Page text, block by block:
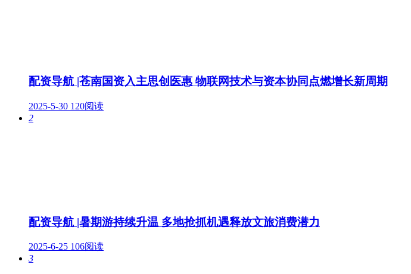
配资导航 |苍南国资入主思创医惠 物联网技术与资本协同点燃增长新周期
2025-5-30 120阅读
2
配资导航 |暑期游持续升温 多地抢抓机遇释放文旅消费潜力
2025-6-25 106阅读
3